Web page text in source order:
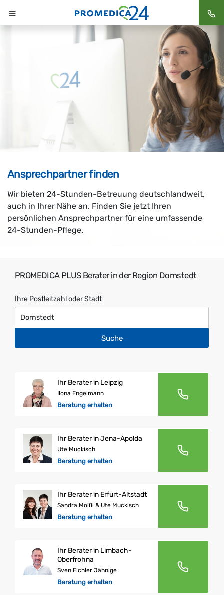
Ansprechpartner finden
Wir bieten 24-Stunden-Betreuung deutschlandweit,
auch in Ihrer Nähe an. Finden Sie jetzt Ihren
persönlichen Ansprechpartner für eine umfassende
24-Stunden-Pflege.
PROMEDICA PLUS Berater in der Region Dornstedt
Ihre Postleitzahl oder Stadt
Suche
Ihr Berater in Leipzig
Ilona Engelmann
Beratung erhalten
Ihr Berater in Jena-Apolda
Ute Muckisch
Beratung erhalten
Ihr Berater in Erfurt-Altstadt
Sandra Moißl & Ute Muckisch
Beratung erhalten
Ihr Berater in Limbach-
Oberfrohna
Sven Eichler Jähnige
Beratung erhalten